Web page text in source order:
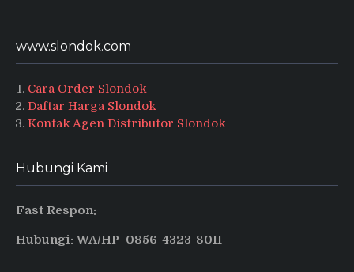
www.slondok.com
Cara Order Slondok
Daftar Harga Slondok
Kontak Agen Distributor Slondok
Hubungi Kami
Fast Respon:
Hubungi: WA/HP 0856-4323-8011